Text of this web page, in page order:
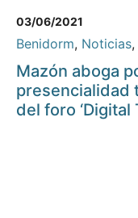
03/06/2021
Benidorm, Noticias,
Mazón aboga
presencialidad
del foro ‘Digital